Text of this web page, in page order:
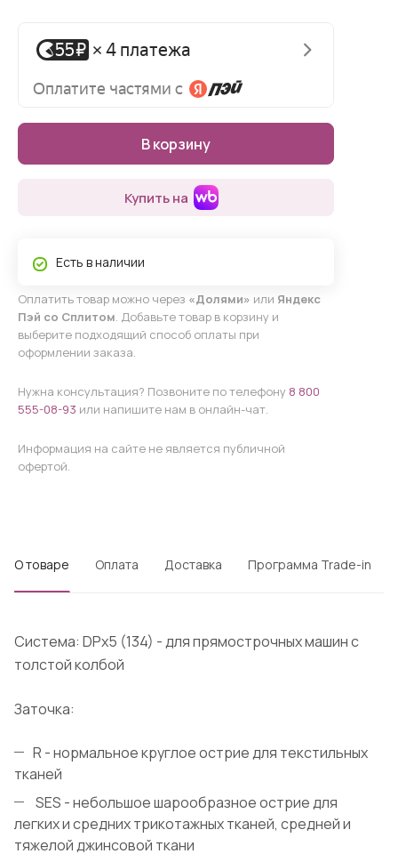
В корзину
Купить на
Есть в наличии
Оплатить товар можно через «Долями» или Яндекс
Пэй со Сплитом. Добавьте товар в корзину и
выберите подходящий способ оплаты при
оформлении заказа.
Нужна консультация? Позвоните по телефону 8 800
555-08-93 или напишите нам в онлайн-чат.
Информация на сайте не является публичной
офертой.
О товаре Оплата Доставка Программа Trade-in
Система: DPx5 (134) - для прямострочных машин с
толстой колбой
Заточка:
R - нормальное круглое острие для текстильных
тканей
SES - небольшое шарообразное острие для
легких и средних трикотажных тканей, средней и
тяжелой джинсовой ткани